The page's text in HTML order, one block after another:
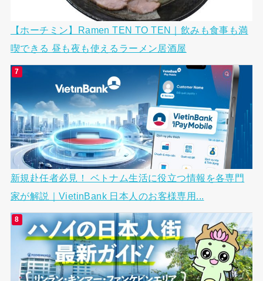
【ホーチミン】Ramen TEN TO TEN｜飲みも食事も満
喫できる 昼も夜も使えるラーメン居酒屋
新規赴任者必見！ ベトナム生活に役立つ情報を各専門
家が解説｜VietinBank 日本人のお客様専用...